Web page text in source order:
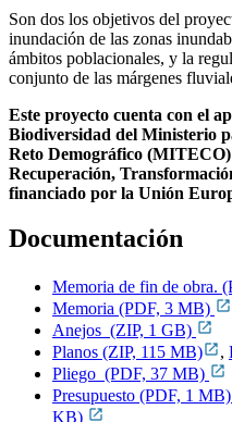
Son dos los objetivos del
inundación de las zonas
ámbitos poblacionales, y la
conjunto de las márgenes
Este proyecto cuenta con el
Biodiversidad del Ministerio
Reto Demográfico
Recuperación,
financiado por la Unión
Documentación
Memoria de fin de obra.
Memoria (PDF, 3 MB)
Anejos (ZIP, 1 GB)
Planos (ZIP, 115 MB)
,
Pliego (PDF, 37 MB)
Presupuesto (PDF, 1 MB)
KB)